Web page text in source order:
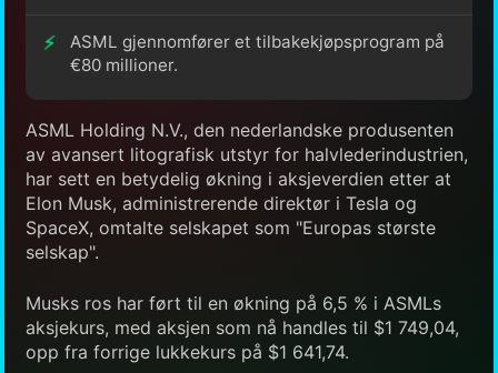
ASML gjennomfører et tilbakekjøpsprogram på
€80 millioner.
ASML Holding N.V., den nederlandske produsenten
av avansert litografisk utstyr for halvlederindustrien,
har sett en betydelig økning i aksjeverdien etter at
Elon Musk, administrerende direktør i Tesla og
SpaceX, omtalte selskapet som "Europas største
selskap".
Musks ros har ført til en økning på 6,5 % i ASMLs
aksjekurs, med aksjen som nå handles til $1 749,04,
opp fra forrige lukkekurs på $1 641,74.